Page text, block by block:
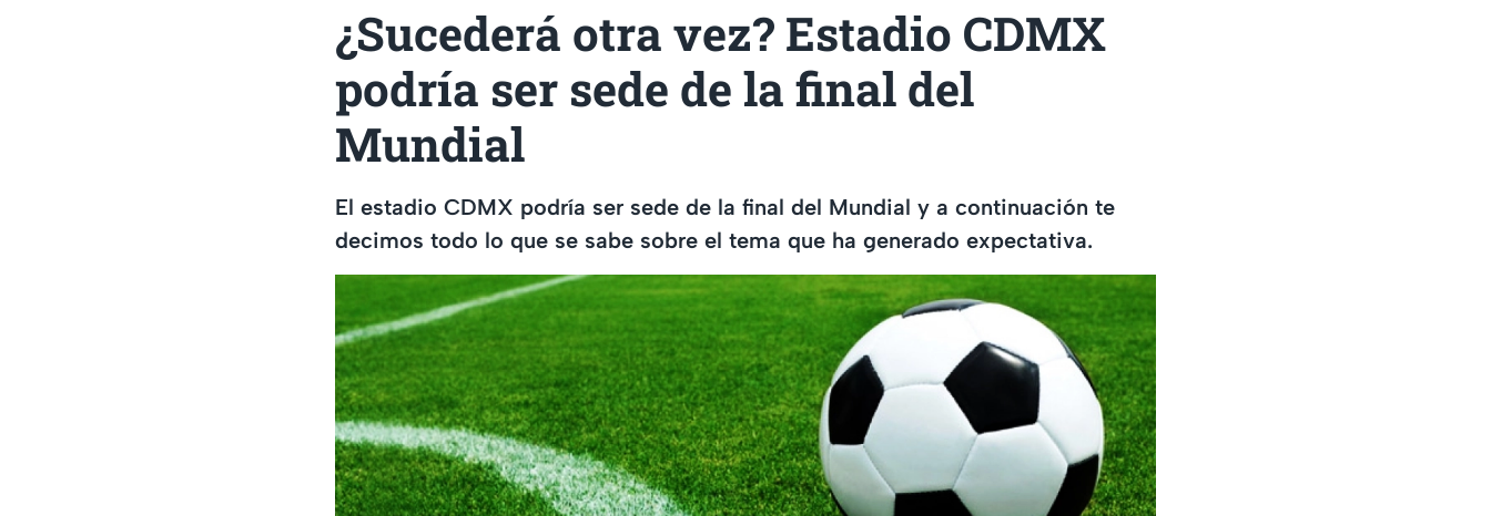
¿Sucederá otra vez? Estadio CDMX
podría ser sede de la final del
Mundial
El estadio CDMX podría ser sede de la final del Mundial y a continuación te
decimos todo lo que se sabe sobre el tema que ha generado expectativa.